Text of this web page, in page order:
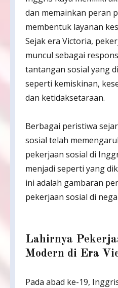
dan memainkan peran
membentuk layanan
Sejak era Victoria,
muncul sebagai
tantangan sosial yang
seperti kemiskinan,
dan ketidaksetaraan.
Berbagai peristiwa
sosial telah
pekerjaan sosial di
menjadi seperti yang
ini adalah gambaran
pekerjaan sosial di
Lahirnya
Modern di Era
Pada abad ke-19,